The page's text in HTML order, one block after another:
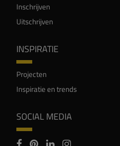
Inschrijven
Uitschrijven
INSPIRATIE
Projecten
Inspiratie en trends
SOCIAL MEDIA